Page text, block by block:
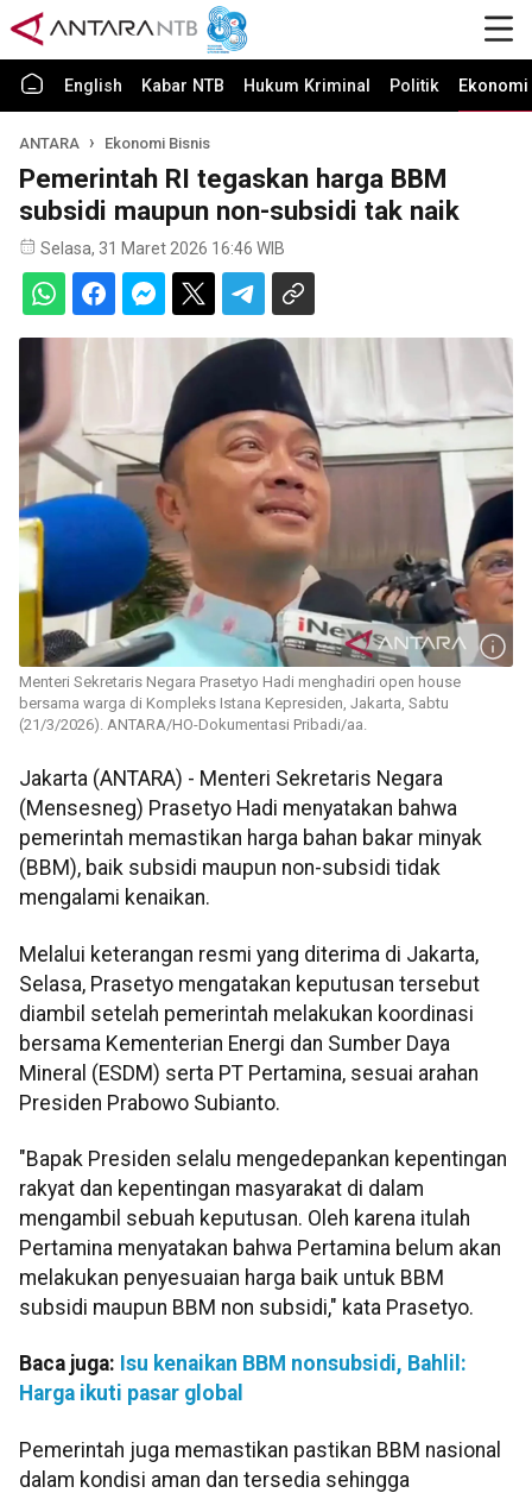
English Kabar NTB Hukum Kriminal Politik
ANTARA Ekonomi Bisnis
Pemerintah RI tegaskan harga BBM
subsidi maupun non-subsidi tak naik
Selasa, 31 Maret 2026 16:46 WIB
Menteri Sekretaris Negara Prasetyo Hadi menghadiri open house
bersama warga di Kompleks Istana Kepresiden, Jakarta, Sabtu
(21/3/2026). ANTARA/HO-Dokumentasi Pribadi/aa.
Jakarta (ANTARA) - Menteri Sekretaris Negara
(Mensesneg) Prasetyo Hadi menyatakan bahwa
pemerintah memastikan harga bahan bakar minyak
(BBM), baik subsidi maupun non-subsidi tidak
mengalami kenaikan.
Melalui keterangan resmi yang diterima di Jakarta,
Selasa, Prasetyo mengatakan keputusan tersebut
diambil setelah pemerintah melakukan koordinasi
bersama Kementerian Energi dan Sumber Daya
Mineral (ESDM) serta PT Pertamina, sesuai arahan
Presiden Prabowo Subianto.
"Bapak Presiden selalu mengedepankan kepentingan
rakyat dan kepentingan masyarakat di dalam
mengambil sebuah keputusan. Oleh karena itulah
Pertamina menyatakan bahwa Pertamina belum akan
melakukan penyesuaian harga baik untuk BBM
subsidi maupun BBM non subsidi," kata Prasetyo.
Baca juga: Isu kenaikan BBM nonsubsidi, Bahlil:
Harga ikuti pasar global
Pemerintah juga memastikan pastikan BBM nasional
dalam kondisi aman dan tersedia sehingga